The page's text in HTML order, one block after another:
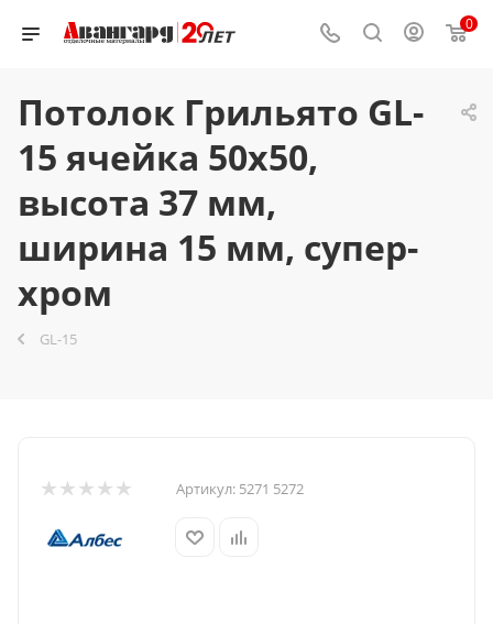
0
Потолок Грильято GL-
15 ячейка 50x50,
высота 37 мм,
ширина 15 мм, супер-
хром
GL-15
Артикул: 5271 5272